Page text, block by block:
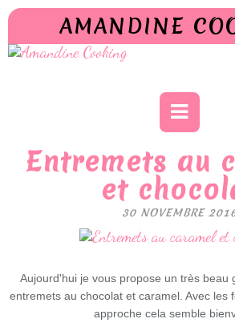
AMANDINE
Entremets au
et
30 NOVEMBRE
Aujourd'hui je vous propose un très beau
entremets au chocolat et caramel. Avec les
approche cela semble